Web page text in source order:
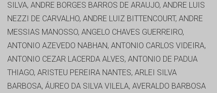
SILVA, ANDRE BORGES BARROS DE ARAUJO, ANDRE LUIS
NEZZI DE CARVALHO, ANDRE LUIZ BITTENCOURT, ANDRE
MESSIAS MANOSSO, ANGELO CHAVES GUERREIRO,
ANTONIO AZEVEDO NABHAN, ANTONIO CARLOS VIDEIRA,
ANTONIO CEZAR LACERDA ALVES, ANTONIO DE PADUA
THIAGO, ARISTEU PEREIRA NANTES, ARLEI SILVA
BARBOSA, ÁUREO DA SILVA VILELA, AVERALDO BARBOSA